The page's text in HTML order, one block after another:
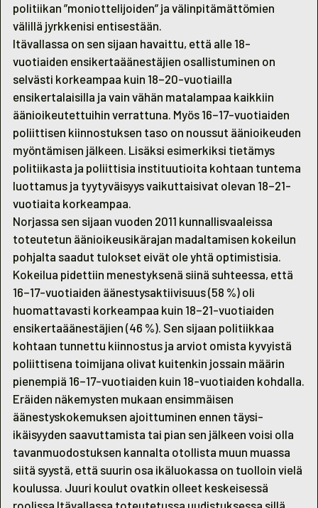
politiikan ”moniottelijoiden” ja välinpitämättömien
välillä jyrkkenisi entisestään.
Itävallassa on sen sijaan havaittu, että alle 18-
vuotiaiden ensikertaäänestäjien osallistuminen on
selvästi korkeampaa kuin 18–20-vuotiailla
ensikertalaisilla ja vain vähän matalampaa kaikkiin
äänioikeutettuihin verrattuna. Myös 16–17-vuotiaiden
poliittisen kiinnostuksen taso on noussut äänioikeuden
myöntämisen jälkeen. Lisäksi esimerkiksi tietämys
politiikasta ja poliittisia instituutioita kohtaan tuntema
luottamus ja tyytyväisyys vaikuttaisivat olevan 18–21-
vuotiaita korkeampaa.
Norjassa sen sijaan vuoden 2011 kunnallisvaaleissa
toteutetun äänioikeusikärajan madaltamisen kokeilun
pohjalta saadut tulokset eivät ole yhtä optimistisia.
Kokeilua pidettiin menestyksenä siinä suhteessa, että
16–17-vuotiaiden äänestysaktiivisuus (58 %) oli
huomattavasti korkeampaa kuin 18–21-vuotiaiden
ensikertaäänestäjien (46 %). Sen sijaan politiikkaa
kohtaan tunnettu kiinnostus ja arviot omista kyvyistä
poliittisena toimijana olivat kuitenkin jossain määrin
pienempiä 16–17-vuotiaiden kuin 18-vuotiaiden kohdalla.
Eräiden näkemysten mukaan ensimmäisen
äänestyskokemuksen ajoittuminen ennen täysi-
ikäisyyden saavuttamista tai pian sen jälkeen voisi olla
tavanmuodostuksen kannalta otollista muun muassa
siitä syystä, että suurin osa ikäluokassa on tuolloin vielä
koulussa. Juuri koulut ovatkin olleet keskeisessä
roolissa Itävallassa toteutetussa uudistuksessa sillä